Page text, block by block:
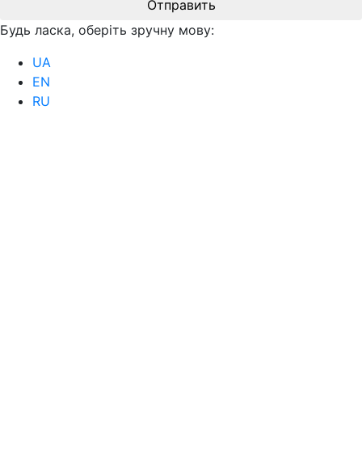
Отправить
Будь ласка, оберіть зручну мову:
UA
EN
RU